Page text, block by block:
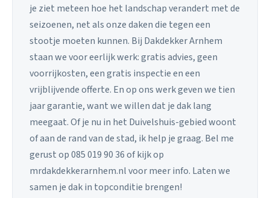
je ziet meteen hoe het landschap verandert met de
seizoenen, net als onze daken die tegen een
stootje moeten kunnen. Bij Dakdekker Arnhem
staan we voor eerlijk werk: gratis advies, geen
voorrijkosten, een gratis inspectie en een
vrijblijvende offerte. En op ons werk geven we tien
jaar garantie, want we willen dat je dak lang
meegaat. Of je nu in het Duivelshuis-gebied woont
of aan de rand van de stad, ik help je graag. Bel me
gerust op 085 019 90 36 of kijk op
mrdakdekkerarnhem.nl voor meer info. Laten we
samen je dak in topconditie brengen!